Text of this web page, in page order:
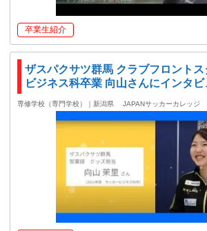
卒業生紹介
ザスパクサツ群馬 クラブフロント
ビジネス科卒業 向山さんにインタビ
専修学校（専門学校）｜新潟県 JAPANサッカーカレッジ